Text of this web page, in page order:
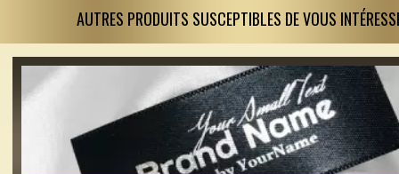
AUTRES PRODUITS SUSCEPTIBLES DE VOUS